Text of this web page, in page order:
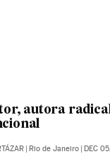
autora
Rio de Janeiro DEC